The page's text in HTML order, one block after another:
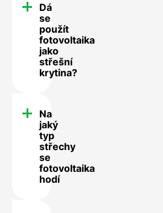
Dá
se
použít
fotovoltaika
jako
střešní
krytina?
Na
jaký
typ
střechy
se
fotovoltaika
hodí